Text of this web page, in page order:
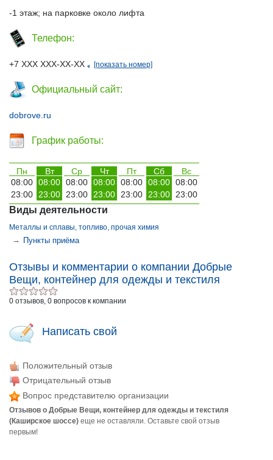
-1 этаж; на парковке около лифта
Телефон:
+7 ХХХ ХХХ-ХХ-ХХ [показать номер]
Официальный сайт:
dobrove.ru
График работы:
Пн Вт Ср Чт Пт Сб
Вс
08:00 08:00 08:00 08:00 08:00 08:00 08:00
23:00
23:00 23:00 23:00 23:00 23:00 23:00
Виды деятельности
Металлы и сплавы, топливо, прочая химия
→ Пункты приёма
Отзывы и комментарии о компании Добрые
Вещи, контейнер для одежды и текстиля
0 отзывов, 0 вопросов к компании
Написать свой
Положительный отзыв
Отрицательный отзыв
Вопрос представителю организации
Отзывов о Добрые Вещи, контейнер для одежды и текстиля
(Каширское шоссе) еще не оставляли. Оставьте свой отзыв
первым!